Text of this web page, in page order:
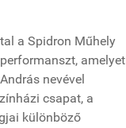
a Spidron Műhely
amelyet
nevével
csapat, a
különböző